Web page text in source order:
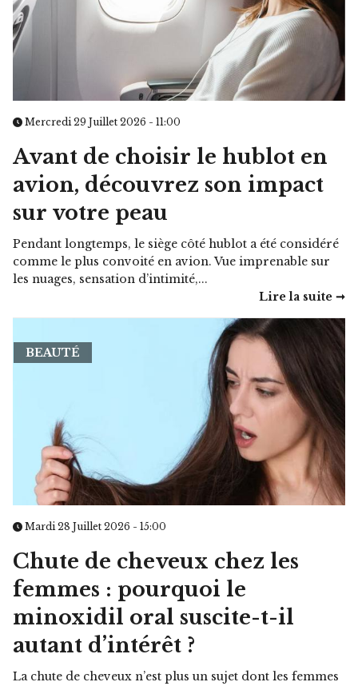
Mercredi 29 Juillet 2026 - 11:00
Avant de choisir le hublot en
avion, découvrez son impact
sur votre peau
Pendant longtemps, le siège côté hublot a été considéré
comme le plus convoité en avion. Vue imprenable sur
les nuages, sensation d’intimité,...
Lire la suite ➞
BEAUTÉ
Mardi 28 Juillet 2026 - 15:00
Chute de cheveux chez les
femmes : pourquoi le
minoxidil oral suscite-t-il
autant d’intérêt ?
La chute de cheveux n’est plus un sujet dont les femmes